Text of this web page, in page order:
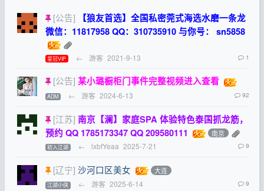
[公告]
【狼友首选】全国私密莞式海选水磨一条龙
微信：11817958 QQ：310735910 与你号： sn5858
皇冠VIP ← 游客 2021-9-13 1
[公告] 某小璐橱柜门事件完整视频进入查看
ADM ← 游客 2024-6-13 92
[江苏] 南京【澜】家庭SPA 体验特色泰国抓龙筋，
预约 QQ 1785173347 QQ 209580111
南京
初入江湖 ← lxbfYeaa 2025-7-21 9
[辽宁] 沙河口区美女 大连
江湖小侠 ← 游客 2025-6-14 9